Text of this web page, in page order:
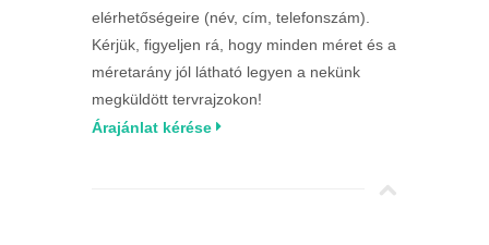
elérhetőségeire (név, cím, telefonszám).
Kérjük, figyeljen rá, hogy minden méret és a
méretarány jól látható legyen a nekünk
megküldött tervrajzokon!
Árajánlat kérése